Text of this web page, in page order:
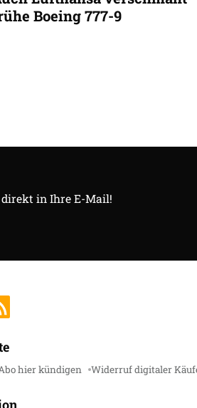
Boeing 777-9
in Ihre E-Mail!
hier kündigen Widerruf digitaler